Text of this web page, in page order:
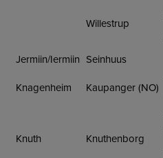
Willestrup
Jermiin/Iermiin Seinhuus
Knagenheim
Kaupanger (NO)
Knuth Knuthenborg